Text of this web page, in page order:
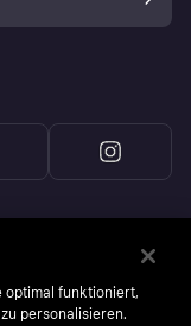
optimal funktioniert,
personalisieren.